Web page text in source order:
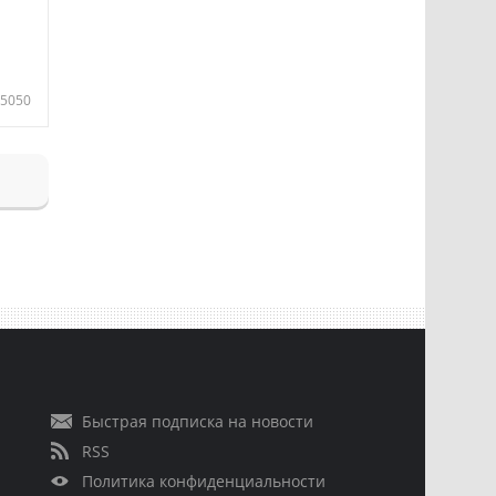
5050
Быстрая подписка на новости
RSS
Политика конфиденциальности